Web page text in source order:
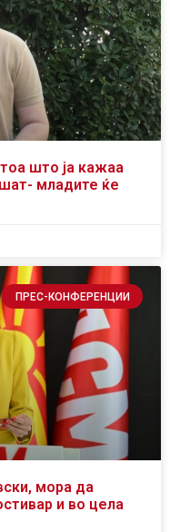
што ја кажаа
младите ќе
ПРЕС-КОНФЕРЕНЦИИ
мора да
и во цела